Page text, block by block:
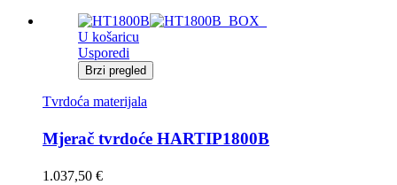
U košaricu
Usporedi
Brzi pregled
Tvrdoća materijala
Mjerač tvrdoće HARTIP1800B
1.037,50 €